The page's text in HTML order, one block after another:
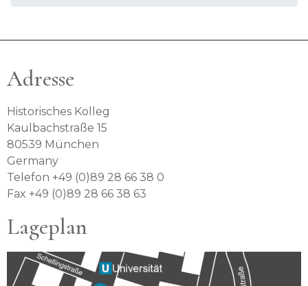
Adresse
Historisches Kolleg
Kaulbachstraße 15
80539 München
Germany
Telefon +49 (0)89 28 66 38 0
Fax +49 (0)89 28 66 38 63
Lageplan